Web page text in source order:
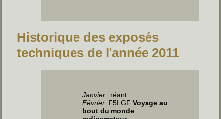
Historique des exposés
techniques de l'année 2011
Janvier: néant
Février: F5LGFVoyage au
bout du monde